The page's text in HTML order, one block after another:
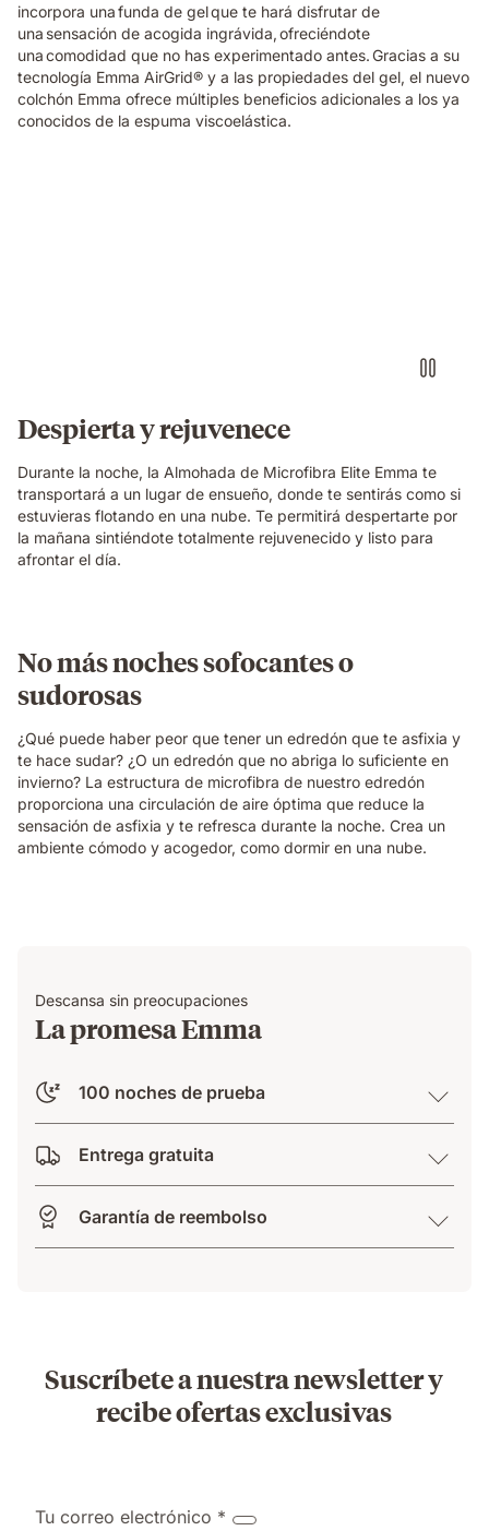
incorpora una funda de gel que te hará disfrutar de
una sensación de acogida ingrávida, ofreciéndote
una comodidad que no has experimentado antes. Gracias a su
tecnología Emma AirGrid® y a las propiedades del gel, el nuevo
colchón Emma ofrece múltiples beneficios adicionales a los ya
conocidos de la espuma viscoelástica.
Despierta y rejuvenece
Durante la noche, la Almohada de Microfibra Elite Emma te
transportará a un lugar de ensueño, donde te sentirás como si
estuvieras flotando en una nube. Te permitirá despertarte por
la mañana sintiéndote totalmente rejuvenecido y listo para
afrontar el día.
No más noches sofocantes o
sudorosas
¿Qué puede haber peor que tener un edredón que te asfixia y
te hace sudar? ¿O un edredón que no abriga lo suficiente en
invierno? La estructura de microfibra de nuestro edredón
proporciona una circulación de aire óptima que reduce la
sensación de asfixia y te refresca durante la noche. Crea un
ambiente cómodo y acogedor, como dormir en una nube.
Descansa sin preocupaciones
La promesa Emma
100 noches de prueba
Entrega gratuita
Garantía de reembolso
Suscríbete a nuestra newsletter y
recibe ofertas exclusivas
Tu correo electrónico *